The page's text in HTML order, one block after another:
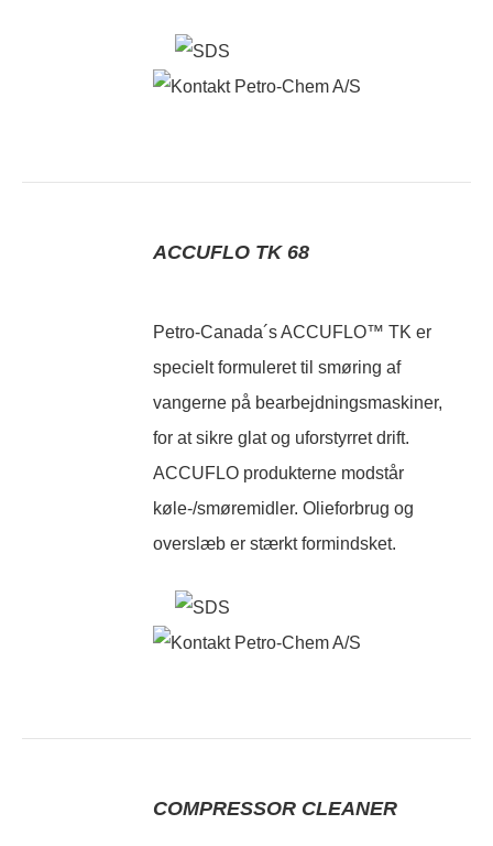
ACCUFLO TK 68
Petro-Canada´s ACCUFLO™ TK er
specielt formuleret til smøring af
vangerne på bearbejdningsmaskiner,
for at sikre glat og uforstyrret drift.
ACCUFLO produkterne modstår
køle-/smøremidler. Olieforbrug og
overslæb er stærkt formindsket.
COMPRESSOR CLEANER